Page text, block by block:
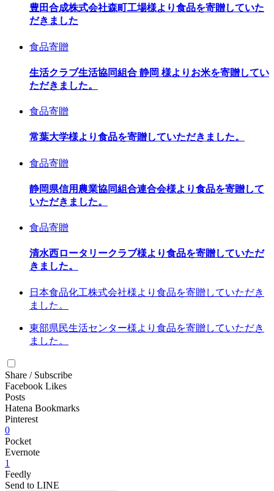
豊田合成株式会社森町工場様より食品を寄贈していた
だきました
食品寄贈
生活クラブ生活協同組合 静岡 様よりお米を寄贈してい
ただきました。
食品寄贈
常葉大学様より食品を寄贈していただきました。
食品寄贈
静岡県信用農業協同組合連合会様より食品を寄贈して
いただきました。
食品寄贈
清水西ロータリークラブ様より食品を寄贈していただ
きました。
日本食品化工株式会社様より食品を寄贈していただき
ました。
東部県民生活センター様より食品を寄贈していただき
ました。
Share / Subscribe
Facebook Likes
Posts
Hatena Bookmarks
Pinterest
0
Pocket
Evernote
1
Feedly
Send to LINE